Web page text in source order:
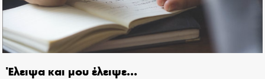
Έλειψα και μου έλειψε…